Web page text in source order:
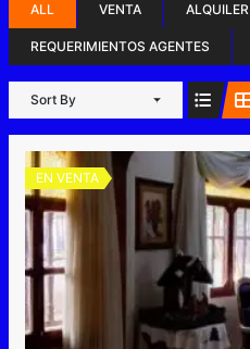
ALL VENTA ALQUILER
REQUERIMIENTOS AGENTES
Sort By
EN VENTA